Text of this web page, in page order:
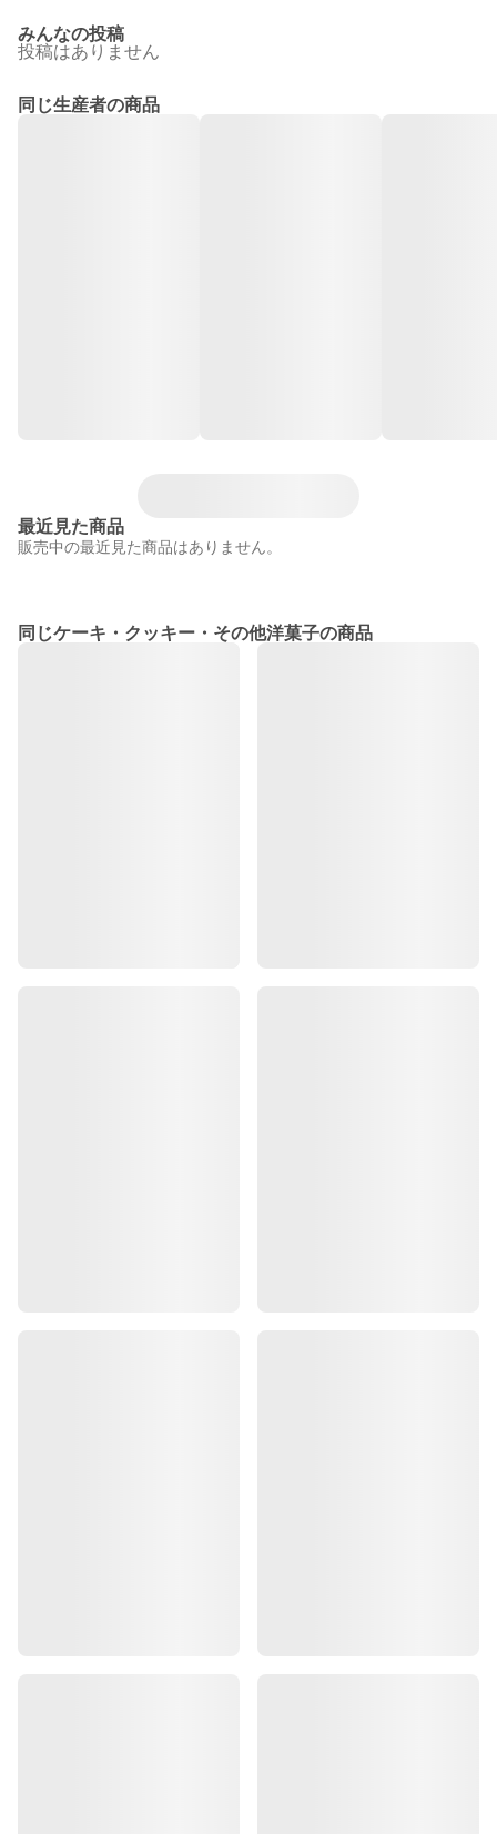
みんなの投稿
投稿はありません
同じ生産者の商品
最近見た商品
販売中の最近見た商品はありません。
同じケーキ・クッキー・その他洋菓子の商品